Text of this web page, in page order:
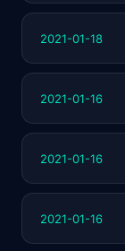
2021-01-18
2021-01-16
2021-01-16
2021-01-16